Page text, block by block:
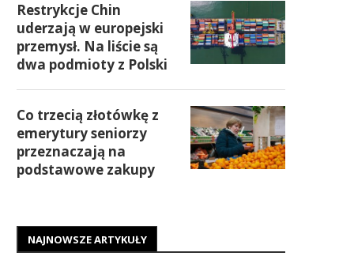
Restrykcje Chin
uderzają w europejski
przemysł. Na liście są
dwa podmioty z Polski
Co trzecią złotówkę z
emerytury seniorzy
przeznaczają na
podstawowe zakupy
NAJNOWSZE ARTYKUŁY